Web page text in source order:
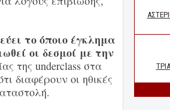
το όποιο έγκλημα
οι δεσμοί με την
της underclass στα
διαφέρουν οι ηθικές